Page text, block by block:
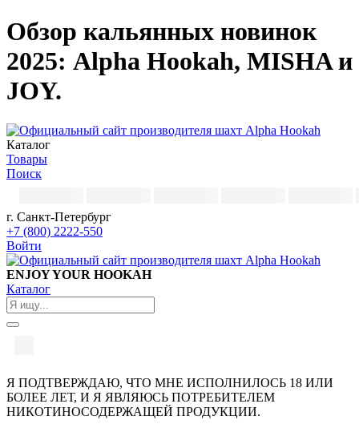
Обзор кальянных новинок
2025: Alpha Hookah, MISHA и
JOY.
Каталог
Товары
Поиск
г. Санкт-Петербург
+7 (800) 2222-550
Войти
ENJOY YOUR HOOKAH
Каталог
Я ПОДТВЕРЖДАЮ, ЧТО МНЕ ИСПОЛНИЛОСЬ 18 ИЛИ
БОЛЕЕ ЛЕТ, И Я ЯВЛЯЮСЬ ПОТРЕБИТЕЛЕМ
НИКОТИНОСОДЕРЖАЩЕЙ ПРОДУКЦИИ.